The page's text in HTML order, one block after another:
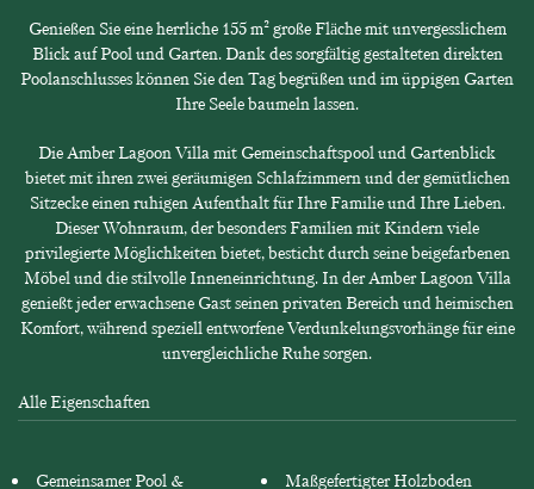
Genießen Sie eine herrliche 155 m² große Fläche mit unvergesslichem
Blick auf Pool und Garten. Dank des sorgfältig gestalteten direkten
Poolanschlusses können Sie den Tag begrüßen und im üppigen Garten
Ihre Seele baumeln lassen.
Die Amber Lagoon Villa mit Gemeinschaftspool und Gartenblick
bietet mit ihren zwei geräumigen Schlafzimmern und der gemütlichen
Sitzecke einen ruhigen Aufenthalt für Ihre Familie und Ihre Lieben.
Dieser Wohnraum, der besonders Familien mit Kindern viele
privilegierte Möglichkeiten bietet, besticht durch seine beigefarbenen
Möbel und die stilvolle Inneneinrichtung. In der Amber Lagoon Villa
genießt jeder erwachsene Gast seinen privaten Bereich und heimischen
Komfort, während speziell entworfene Verdunkelungsvorhänge für eine
unvergleichliche Ruhe sorgen.
Alle Eigenschaften
Gemeinsamer Pool &
Maßgefertigter Holzboden